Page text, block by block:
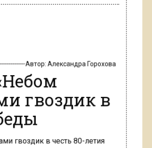
гвоздик в